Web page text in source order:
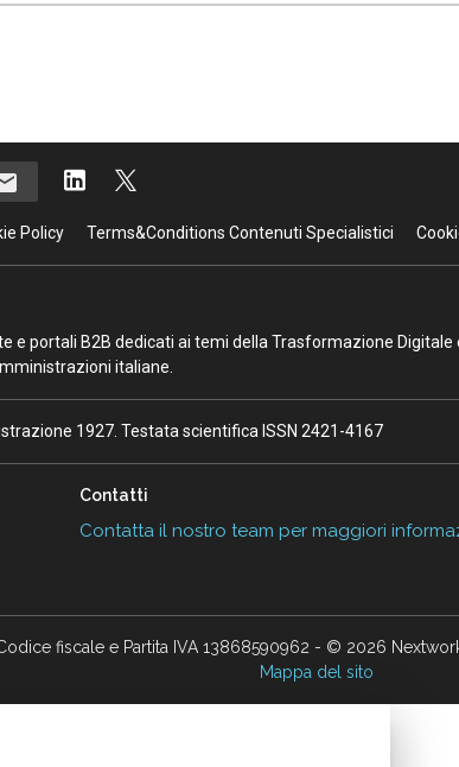
Policy Terms&Conditions Contenuti Specialistici
e portali B2B dedicati ai temi della Trasformazione
italiane.
1927. Testata scientifica ISSN 2421-4167
Contatti
Contatta il nostro team per maggiori
fiscale e Partita IVA 13868590962 - © 2026
Mappa del sito